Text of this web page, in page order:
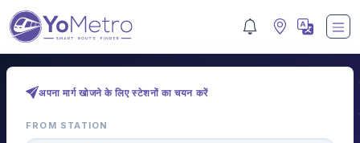
अपना मार्ग खोजने के लिए स्टेशनों का चयन करें
FROM STATION